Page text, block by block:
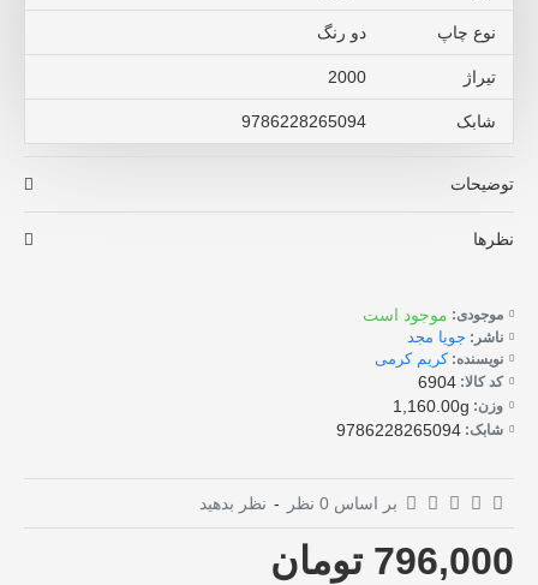
نوع چاپ دو رنگ
تیراژ 2000
شابک 9786228265094
توضیحات
نظرها
موجودی: موجود است
ناشر: جویا مجد
نویسنده: کریم کرمی
کد کالا: 6904
وزن: 1,160.00g
شابک: 9786228265094
بر اساس 0 نظر - نظر بدهید
796,000 تومان